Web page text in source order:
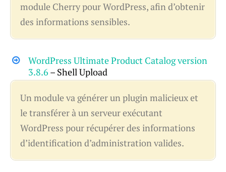
module Cherry pour WordPress, afin d’obtenir
des informations sensibles.
WordPress Ultimate Product Catalog version
3.8.6 – Shell Upload
Un module va générer un plugin malicieux et
le transférer à un serveur exécutant
WordPress pour récupérer des informations
d’identification d’administration valides.